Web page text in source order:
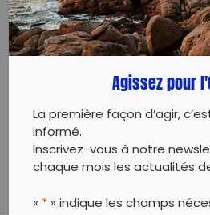
Corsica Clean Nature organise
voile) le nettoyage de la plage
14 juin.
Prévoir juste eau et chapeau.
nombreux.
RDV directement sur la plage
A très vite.
Agissez pour
La première façon d’agir,
informé.
Inscrivez-vous à notre
chaque mois les actualités
« * » indique les champs